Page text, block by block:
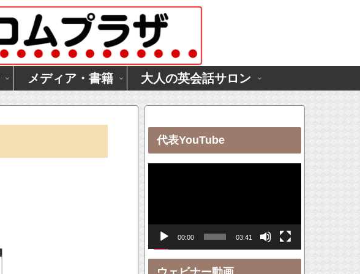
メディア・書籍 大人の英会話サロン
代表YouTube
レ
ヤ
00:00 03:41